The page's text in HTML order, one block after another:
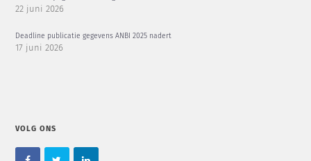
22 juni 2026
Deadline publicatie gegevens ANBI 2025 nadert
17 juni 2026
VOLG ONS